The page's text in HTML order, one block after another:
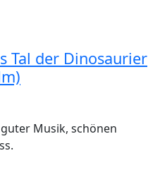
Tal der Dinosaurier
Musik, schönen